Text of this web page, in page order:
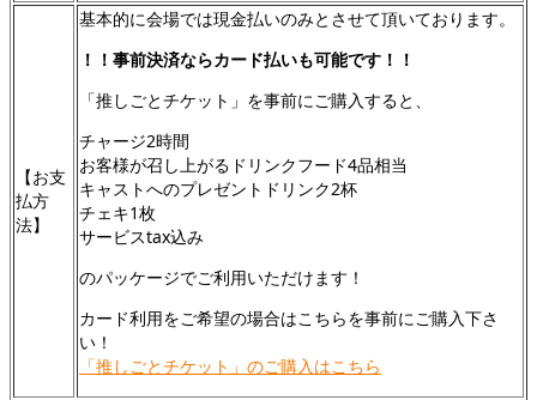
【お支
払方
法】
基本的に会場では現金払いのみとさせて頂いております。
！！事前決済ならカード払いも可能です！！
「推しごとチケット」を事前にご購入すると、
チャージ2時間
お客様が召し上がるドリンクフード4品相当
キャストへのプレゼントドリンク2杯
チェキ1枚
サービスtax込み
のパッケージでご利用いただけます！
カード利用をご希望の場合はこちらを事前にご購入下さ
い！
「推しごとチケット」のご購入はこちら